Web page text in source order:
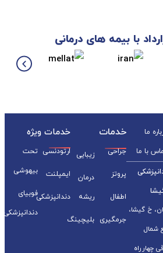
با بیمه های درمانی
ما
با ما
خ گیشا،
شمال
چهارراه
خدمات
جراحی
پروتز
اطفال
جرمگیری
زیبایی
درمان
ریشه
بلیچینگ
خدمات ویژه
ارتودنسی
ایمپلنت
دندانپزشکی
تحت
بیهوشی
فوبیای
دندانپزشکی